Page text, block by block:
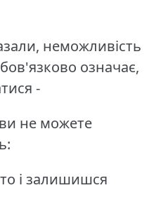
неможливість
означає,
-
не можете
і залишишся